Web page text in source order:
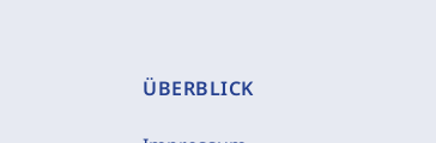
ÜBERBLICK